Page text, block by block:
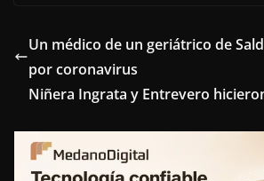
e
b
o
o
k
t
t
e
r
t
r
e
s
k
d
I
n
e
r
a
Un médico de un geriátrico de
por coronavirus
Niñera Ingrata y Entrevero